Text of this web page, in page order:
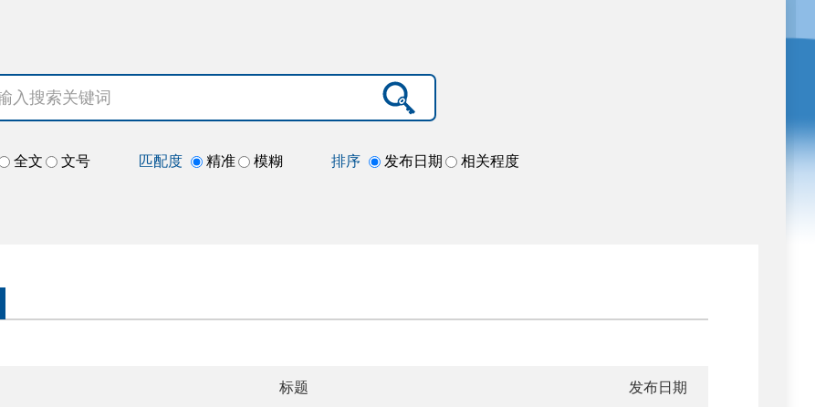
全文 文号 匹配度 精准 模糊 排序 发布日期 相关程度
标题 发布日期